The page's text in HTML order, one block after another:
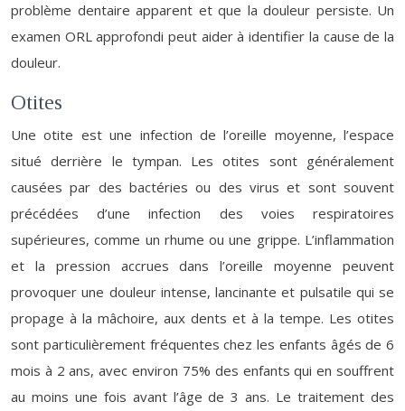
problème dentaire apparent et que la douleur persiste. Un
examen ORL approfondi peut aider à identifier la cause de la
douleur.
Otites
Une otite est une infection de l’oreille moyenne, l’espace
situé derrière le tympan. Les otites sont généralement
causées par des bactéries ou des virus et sont souvent
précédées d’une infection des voies respiratoires
supérieures, comme un rhume ou une grippe. L’inflammation
et la pression accrues dans l’oreille moyenne peuvent
provoquer une douleur intense, lancinante et pulsatile qui se
propage à la mâchoire, aux dents et à la tempe. Les otites
sont particulièrement fréquentes chez les enfants âgés de 6
mois à 2 ans, avec environ 75% des enfants qui en souffrent
au moins une fois avant l’âge de 3 ans. Le traitement des